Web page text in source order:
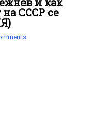
СССР се